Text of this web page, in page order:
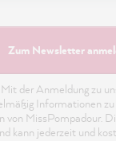
Zum Newsletter
der Anmeldung zu
Informationen
von MissPompadour.
kann jederzeit und